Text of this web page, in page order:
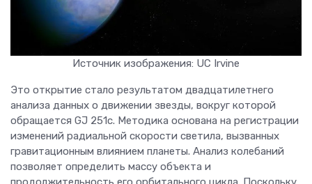
Источник изображения: UC Irvine
Это открытие стало результатом двадцатилетнего
анализа данных о движении звезды, вокруг которой
обращается GJ 251c. Методика основана на регистрации
изменений радиальной скорости светила, вызванных
гравитационным влиянием планеты. Анализ колебаний
позволяет определить массу объекта и